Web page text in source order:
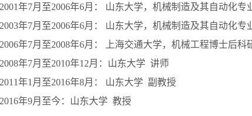
2001年7月至2006年6月： 山东大学，机械制造及其自动化专
2003年7月至2006年6月： 山东大学，机械制造及其自动化专
2006年7月至2008年6月： 上海交通大学，机械工程博士后
2008年7月至2010年12月：山东大学 讲师
2011年1月至2016年8月： 山东大学 副教授
2016年9月至今：山东大学 教授